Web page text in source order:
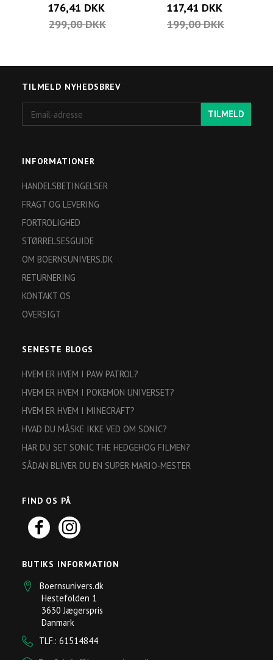
176,41 DKK
299,00 DKK
117,41 DKK
199,00 DKK
TILMELD NYHEDSBREV
adresse
TILMELD
INFORMATIONER
HANDELSBETINGELSER
FRAGT OG LEVERING
FORTROLIGHED
STØRRELSESGUIDE
OM BOERNSUNIVERS.DK
RETURNERING
KONTAKT OS
OVERSIGT
SENESTE BLOGS
HVEM ER HVEM I PAW PATROL?
HVEM ER HVEM I POKEMON UNIVERSET?
HVEM ER HVEM I MINECRAFT?
HVAD DU MÅSKE IKKE VED OM SONIC?
HAR DU SET SONIC THE HEDGEHOG FILMEN?
SÅDAN BLIVER DU EN SUPER MARIO-MESTER
FIND OS PÅ
BUTIKS INFORMATION
Boernsunivers.dk
Hestefolden 1
3630 Jægerspris
Danmark
TLF.: 61514844